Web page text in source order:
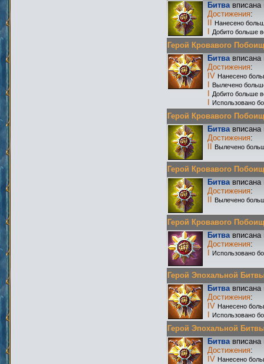
Битвавписана
Достижения:
Нанесено
Добито больше
Герой Кровавого
Битвавписана
Достижения:
IV Нанесено
Вылечено
Добито больше
Использовано
Герой Кровавого
Битвавписана
Достижения:
Вылечено
Герой Кровавого
Битвавписана
Достижения:
Вылечено
Герой Кровавого
Битвавписана
Достижения:
Использовано
Герой Эпохальной
Битвавписана
Достижения:
IV Нанесено
Использовано
Герой Эпохальной
Битвавписана
Достижения:
IV Нанесено